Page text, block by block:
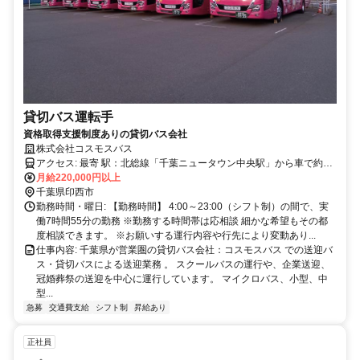
貸切バス運転手
資格取得支援制度ありの貸切バス会社
株式会社コスモスバス
アクセス: 最寄 駅：北総線「千葉ニュータウン中央駅」から車で約10
分 ※車通勤可、バイク通勤・自転車通勤もOK ※交通費規定内支給
月給220,000円以上
千葉県印西市
勤務時間・曜日: 【勤務時間】 4:00～23:00（シフト制）の間で、実
働7時間55分の勤務 ※勤務する時間帯は応相談 細かな希望もその都
度相談できます。 ※お願いする運行内容や行先により変動あり...
仕事内容: 千葉県が営業圏の貸切バス会社：コスモスバス での送迎バ
ス・貸切バスによる送迎業務 。 スクールバスの運行や、企業送迎、
冠婚葬祭の送迎を中心に運行しています。 マイクロバス、小型、中
型...
急募 交通費支給 シフト制 昇給あり
正社員